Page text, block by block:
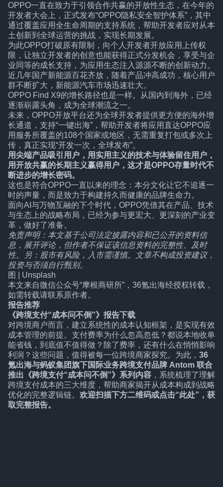
OPPO一直在致力于引领合作共赢的开放性生态，在今年的
开发者大会上，正式发布“OPPO隐私安全智护体系”，其中
通过覆盖应用全生命周期的支持系统，帮助开发者应对从本
土创新到全球运营的挑战，实现长期发展。
为此OPPO打破原有限制，向个人开发者开放应用上传权
限，让独立开发者的创意也能获得正式分发机会，享受与企
业同等的成长支持，为应用生态注入源源不断的创新动力。
近几年国产新能源百花齐放，随着产品冲高成功，核心用户
群不断扩大，新能源汽车市场迅速壮大。
OPPO Find X9的增长路径也是一样。从国内到海外，已经
逐渐崭露头角，成为全球潮流之一。
未来，OPPO开放平台还为全球开发者提供更方便的海外增
长通道，支持“一键出海”，帮助开发者将应用直达OPPO应
用服务所覆盖的108个国家或地区，无需重复打包或多次上
传，真正实现“开发一次，全球发布”。
用尖端产品吸引用户，用实用主义的技术与体验留住用户，
用开放共赢的长期主义赢得用户，这才是OPPO存量时代不
断进步的增长密码。
这也是符合OPPO一直以来的理念：本分文化让它不追逐一
时的声量，而是致力于构建持久而健康的品牌生命力。
面向AI与万物互融的下个时代，OPPO凭借其在产品、技术
与生态上的战略布局，已经为参与更宏大、更深刻的产业变
革，做好了准备。
免责声明：本文基于公司法定披露内容和已公开的资料信
息，展开评论，但作者不保证该信息资料的完整性、及时
性。
另：股市有风险，入市需谨慎。文章不构成投资建议，
投资与否须自行甄别。
图 | Unsplash
本文来自微信公众号“摩根商研所” ，36氪出海经授权转载，
如需转载请联系原作者。
报告推荐
《跨境支付“成本问不倒”》报告下载
对跨境商户而言，建立系统性的成本认知框架，是实现有效
成本管理的前提。支付费率为什么忽高忽低？都说本地收单
能省钱，到底值不值得做？除了费率，还有什么在悄悄影响
利润？这些问题，值得被每一位跨境商家探究。为此， 36
氪出海与蚂蚁集团旗下国际业务跨境支付品牌 Antom 联合
推出《跨境支付“成本问不倒”》系列内容 ，系统梳理了理解
跨境支付成本的三大维度，帮助商家揭开从成本构成到战略
优化的完整逻辑链。 欢迎扫描下方二维码或点击“此处” ，获
取完整报告。